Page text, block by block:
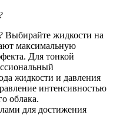
Выбирайте жидкости на
максимальную
Для тонкой
жидкости и давления
интенсивностью
облака.
для достижения